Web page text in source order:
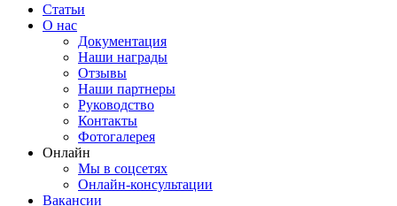
Статьи
О нас
Документация
Наши награды
Отзывы
Наши партнеры
Руководство
Контакты
Фотогалерея
Онлайн
Мы в соцсетях
Онлайн-консультации
Вакансии